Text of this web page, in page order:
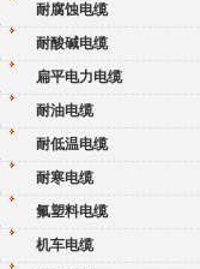
耐腐蚀电缆
耐酸碱电缆
扁平电力电缆
耐油电缆
耐低温电缆
耐寒电缆
氟塑料电缆
机车电缆